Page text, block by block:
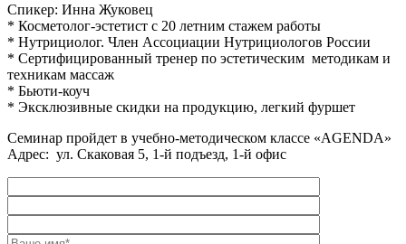
Спикер: Инна Жуковец
* Косметолог-эстетист с 20 летним стажем работы
* Нутрициолог. Член Ассоциации Нутрициологов России
* Сертифицированный тренер по эстетическим методикам и
техникам массаж
* Бьюти-коуч
* Эксклюзивные скидки на продукцию, легкий фуршет
Семинар пройдет в учебно-методическом классе «AGENDA»
Адрес: ул. Скаковая 5, 1-й подъезд, 1-й офис